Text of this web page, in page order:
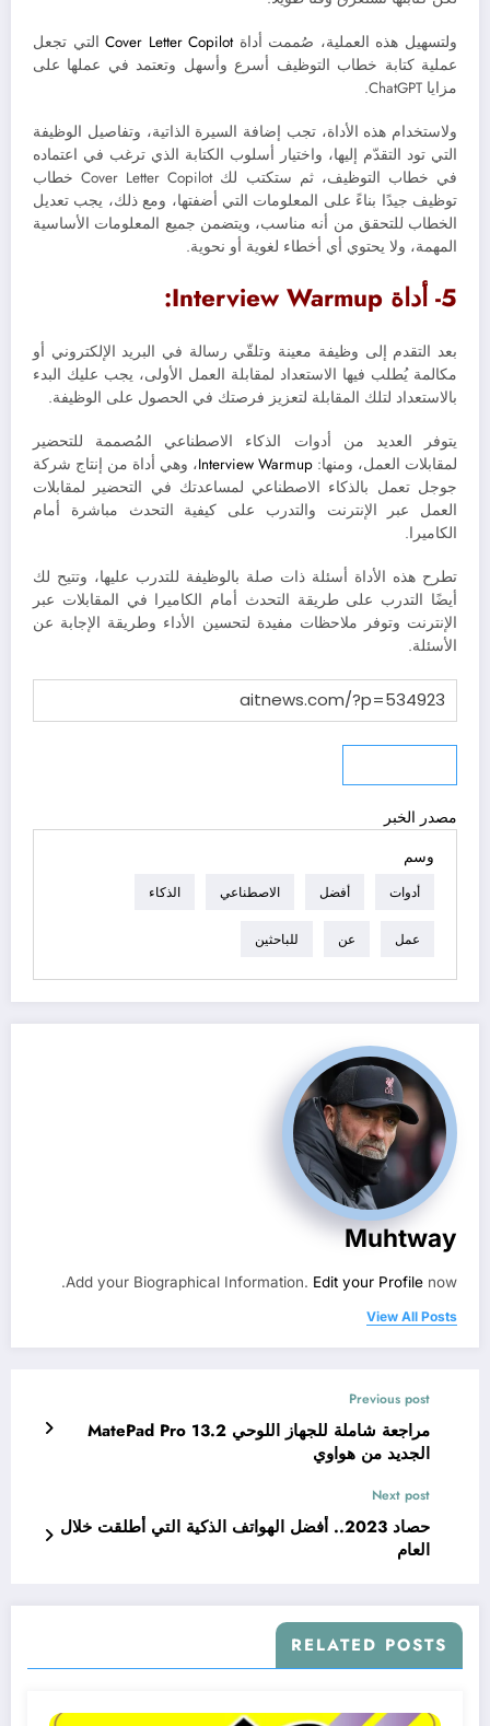
ولتسهيل هذه العملية، صُممت أداةCover Letter Copilotالتي تجعل
عملية كتابة خطاب التوظيف أسرع وأسهل وتعتمد في عملها على
مزايا ChatGPT.
ولاستخدام هذه الأداة، تجب إضافة السيرة الذاتية، وتفاصيل الوظيفة
التي تود التقدّم إليها، واختيار أسلوب الكتابة الذي ترغب في اعتماده
في خطاب التوظيف، ثم ستكتب لك Cover Letter Copilot خطاب
توظيف جيدًا بناءً على المعلومات التي أضفتها، ومع ذلك، يجب تعديل
الخطاب للتحقق من أنه مناسب، ويتضمن جميع المعلومات الأساسية
المهمة، ولا يحتوي أي أخطاء لغوية أو نحوية.
5- أداة Interview Warmup:
بعد التقدم إلى وظيفة معينة وتلقّي رسالة في البريد الإلكتروني أو
مكالمة يُطلب فيها الاستعداد لمقابلة العمل الأولى، يجب عليك البدء
بالاستعداد لتلك المقابلة لتعزيز فرصتك في الحصول على الوظيفة.
يتوفر العديد من أدوات الذكاء الاصطناعي المُصممة للتحضير
لمقابلات العمل، ومنها: Interview Warmup، وهي أداة من إنتاج شركة
جوجل تعمل بالذكاء الاصطناعي لمساعدتك في التحضير لمقابلات
العمل عبر الإنترنت والتدرب على كيفية التحدث مباشرة أمام
الكاميرا.
تطرح هذه الأداة أسئلة ذات صلة بالوظيفة للتدرب عليها، وتتيح لك
أيضًا التدرب على طريقة التحدث أمام الكاميرا في المقابلات عبر
الإنترنت وتوفر ملاحظات مفيدة لتحسين الأداء وطريقة الإجابة عن
الأسئلة.
مصدر الخبر
وسم
أدوات أفضل الاصطناعي الذكاء
عمل عن للباحثين
Muhtway
Add your Biographical Information. Edit your Profile now.
View All Posts
Previous post
مراجعة شاملة للجهاز اللوحي MatePad Pro 13.2
الجديد من هواوي
Next post
حصاد 2023.. أفضل الهواتف الذكية التي أُطلقت خلال
العام
RELATED POSTS